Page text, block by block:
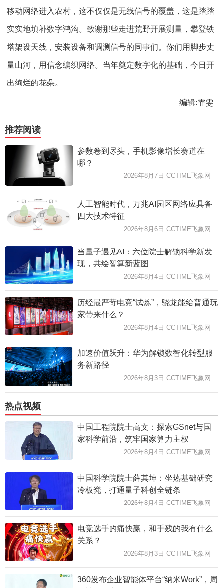
移动网络进入农村，这不仅仅是无线信号的覆盖，这是踏踏
实实地填补数字鸿沟。致谢那些走进荒野开展测量，攀登铁
塔架设天线，安装设备和调测信号的同事们。你们用脚步丈
量山河，用信念编织网络。当年奠定数字化的基础，今日开
出绚烂的花朵。
编辑:霏雯
推荐阅读
参数卷到尽头，手机影像增长赛道在
哪？
2026年8月7日 CCTIME飞象网
人工智能时代，万兆AI园区网络应具备
四大技术特征
2026年8月6日 CCTIME飞象网
当量子遇见AI：六位院士解锁科学新发
现，共绘智算新蓝图
2026年8月4日 CCTIME飞象网
历经最严苛电竞“试炼”，骁龙能给普通玩
家带来什么？
2026年8月4日 CCTIME飞象网
加速价值跃升：华为解锁数智化转型服
务新路径
2026年8月3日 CCTIME飞象网
热点视频
中国工程院院士高文：探索GSnet与国
家科学前沿，筑牢国家算力主权
2026年8月4日 CCTIME飞象网
中国科学院院士薛其坤：坐热基础研究
冷板凳，打通量子科创全链条
2026年8月4日 CCTIME飞象网
电竞选手的痛快赢，和手残的我有什么
关系？
2026年8月3日 CCTIME飞象网
360发布企业智能体平台“纳米Work”，周